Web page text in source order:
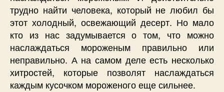
трудно найти человека, который не любил бы
этот холодный, освежающий десерт. Но мало
кто из нас задумывается о том, что можно
наслаждаться мороженым правильно или
неправильно. А на самом деле есть несколько
хитростей, которые позволят наслаждаться
каждым кусочком мороженого еще сильнее.